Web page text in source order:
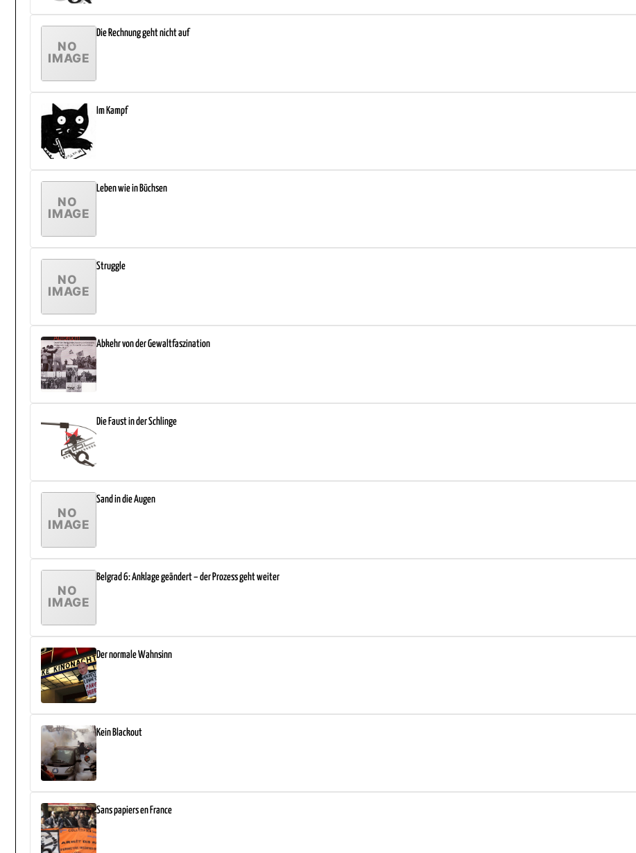
Die Rechnung geht nicht auf
Im Kampf
Leben wie in Büchsen
Struggle
Abkehr von der Gewaltfaszination
Die Faust in der Schlinge
Sand in die Augen
Belgrad 6: Anklage geändert – der Prozess geht weiter
Der normale Wahnsinn
Kein Blackout
Sans papiers en France